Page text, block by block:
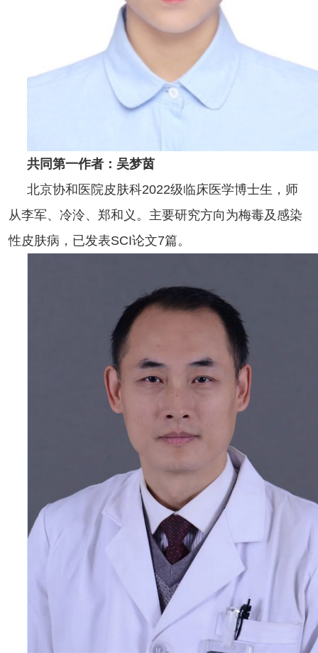
共同第一作者：吴梦茵
北京协和医院皮肤科2022级临床医学博士生，师
从李军、冷泠、郑和义。主要研究方向为梅毒及感染
性皮肤病，已发表SCI论文7篇。